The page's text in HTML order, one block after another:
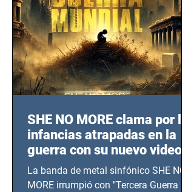
SHE NO MORE clama por las
infancias atrapadas en la
guerra con su nuevo video
TERCERA GUERRA
MUNDIAL
La banda de metal sinfónico SHE NO
MORE irrumpió con "Tercera Guerra